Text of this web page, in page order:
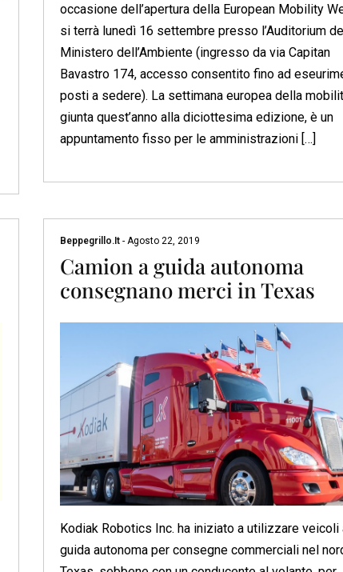
occasione dell’apertura della European Mobility
si terrà lunedì 16 settembre presso l’Auditorium
Ministero dell’Ambiente (ingresso da via Capitan
Bavastro 174, accesso consentito fino ad
posti a sedere). La settimana europea della
giunta quest’anno alla diciottesima edizione, è un
appuntamento fisso per le amministrazioni […]
Beppegrillo.it -Agosto 22, 2019
Camion a guida autonoma
consegnano merci in Texas
Kodiak Robotics Inc. ha iniziato a utilizzare veicoli
guida autonoma per consegne commerciali nel